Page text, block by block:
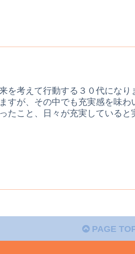
を考えて行動する３０代になり
すが、その中でも充実感を味わ
たこと、日々が充実している
PAGE